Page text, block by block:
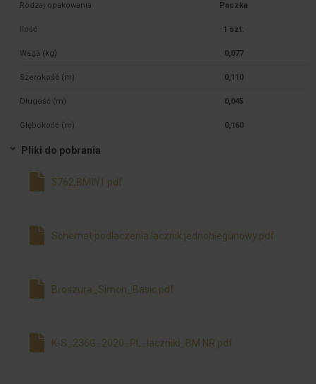
Rodzaj opakowania Paczka
Ilość 1 szt.
Waga (kg) 0,077
Szerokość (m) 0,110
Długość (m) 0,045
Głębokość (m) 0,160
Pliki do pobrania
5762,BMW1.pdf
Schemat podlaczenia lacznik jednobiegunowy.pdf
Broszura_Simon_Basic.pdf
K-S_236G_2020_PL_laczniki_BM NR.pdf